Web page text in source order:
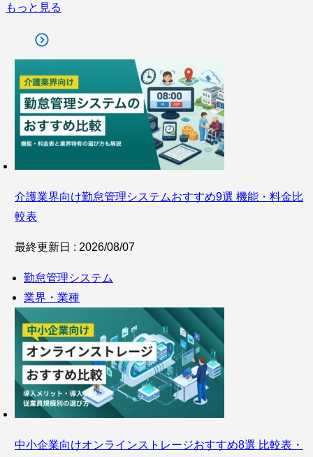
もっと見る
介護業界向け勤怠管理システムおすすめ9選 機能・料金比
較表
最終更新日 : 2026/08/07
勤怠管理システム
業界・業種
中小企業向けオンラインストレージおすすめ8選 比較表・